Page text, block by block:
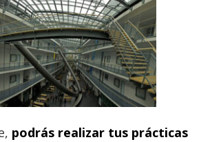
podrás realizar tus prácticas